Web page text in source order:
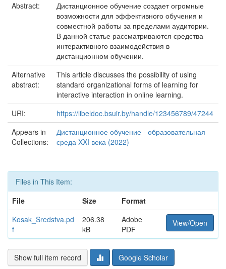
Abstract:
Дистанционное обучение создает огромные
возможности для эффективного обучения и
совместной работы за пределами аудитории.
В данной статье рассматриваются средства
интерактивного взаимодействия в
дистанционном обучении.
Alternative
abstract:
This article discusses the possibility of using
standard organizational forms of learning for
interactive interaction in online learning.
URI:
https://libeldoc.bsuir.by/handle/123456789/47244
Appears in
Collections:
Дистанционное обучение - образовательная
среда XXI века (2022)
Files in This Item:
File
Size
Format
Kosak_Sredstva.pd
f
206.38
kB
Adobe
PDF
View/Open
Show full item record Google Scholar